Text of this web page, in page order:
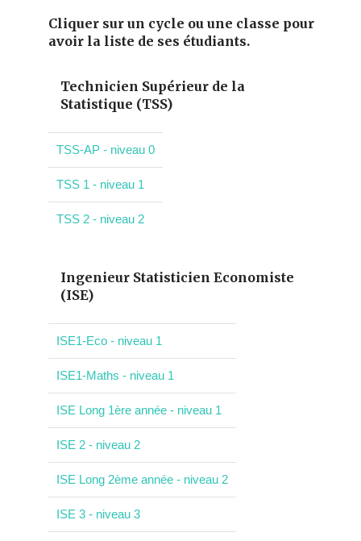
Cliquer sur un cycle ou une classe pour
avoir la liste de ses étudiants.
Technicien Supérieur de la
Statistique (TSS)
TSS-AP - niveau 0
TSS 1 - niveau 1
TSS 2 - niveau 2
Ingenieur Statisticien Economiste
(ISE)
ISE1-Eco - niveau 1
ISE1-Maths - niveau 1
ISE Long 1ère année - niveau 1
ISE 2 - niveau 2
ISE Long 2ème année - niveau 2
ISE 3 - niveau 3